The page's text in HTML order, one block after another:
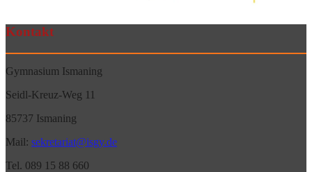
Kontakt
Gymnasium Ismaning
Seidl-Kreuz-Weg 11
85737 Ismaning
Mail: sekretariat@isgy.de
Tel. 089 15 88 660